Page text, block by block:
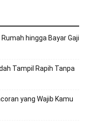
hingga Bayar Gaji
Tampil Rapih Tanpa
yang Wajib Kamu